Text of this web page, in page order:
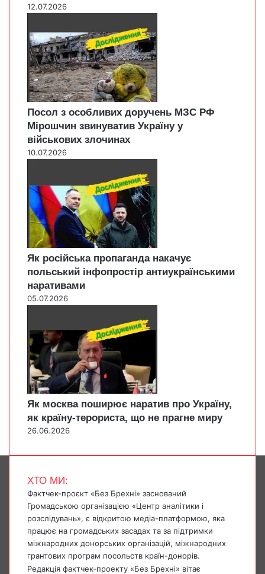
12.07.2026
Посол з особливих доручень МЗС РФ
Мірошчин звинуватив Україну у
військових злочинах
10.07.2026
Як російська пропаганда накачує
польський інфопростір антиукраїнськими
наративами
05.07.2026
Як москва поширює наратив про Україну,
як країну-терориста, що не прагне миру
26.06.2026
ХТО МИ:
Фактчек-проєкт «Без Брехні» заснований
Громадською організацією «Центр аналітики і
розслідувань», є відкритою медіа-платформою, яка
працює на громадських засадах та за підтримки
міжнародних донорських організацій, міжнародних
грантових програм посольств країн-донорів.
Редакція фактчек-проекту «Без Брехні» вітає